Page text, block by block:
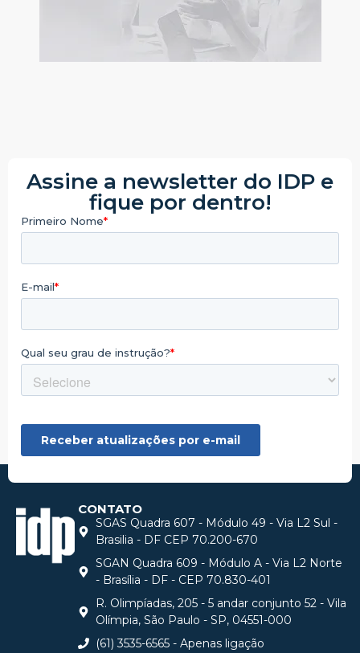
Assine a newsletter do IDP e
fique por dentro!
CONTATO
SGAS Quadra 607 - Módulo 49 - Via L2 Sul -
Brasilia - DF CEP 70.200-670
SGAN Quadra 609 - Módulo A - Via L2 Norte
- Brasília - DF - CEP 70.830-401
R. Olimpíadas, 205 - 5 andar conjunto 52 - Vila
Olímpia, São Paulo - SP, 04551-000
(61) 3535-6565 - Apenas ligação